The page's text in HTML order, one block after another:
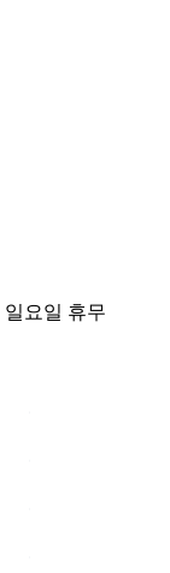
일요일 휴무